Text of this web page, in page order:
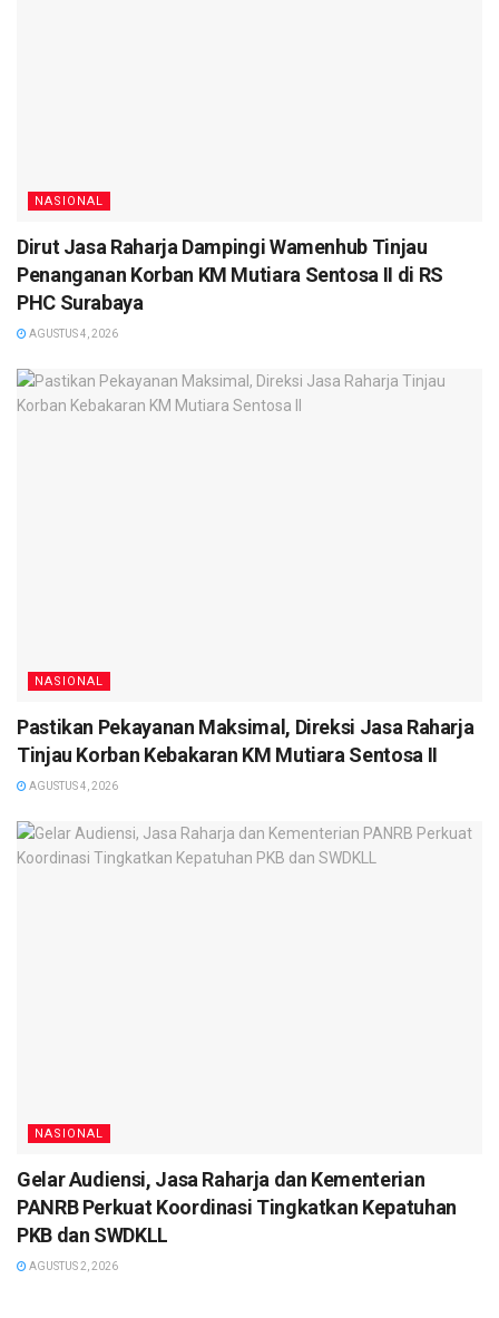
NASIONAL
Dirut Jasa Raharja Dampingi Wamenhub Tinjau
Penanganan Korban KM Mutiara Sentosa II di RS
PHC Surabaya
AGUSTUS 4, 2026
NASIONAL
Pastikan Pekayanan Maksimal, Direksi Jasa Raharja
Tinjau Korban Kebakaran KM Mutiara Sentosa II
AGUSTUS 4, 2026
NASIONAL
Gelar Audiensi, Jasa Raharja dan Kementerian
PANRB Perkuat Koordinasi Tingkatkan Kepatuhan
PKB dan SWDKLL
AGUSTUS 2, 2026